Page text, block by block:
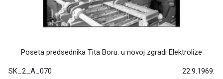
Poseta predsednika Tita Boru: u novoj zgradi Elektrolize
SK_2_A_070 22.9.1969.